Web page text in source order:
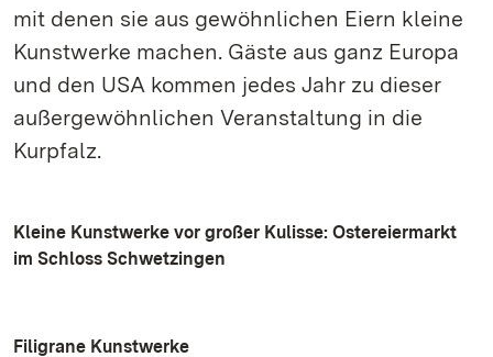
mit denen sie aus gewöhnlichen Eiern kleine
Kunstwerke machen. Gäste aus ganz Europa
und den USA kommen jedes Jahr zu dieser
außergewöhnlichen Veranstaltung in die
Kurpfalz.
Kleine Kunstwerke vor großer Kulisse: Ostereiermarkt
im Schloss Schwetzingen
Filigrane Kunstwerke